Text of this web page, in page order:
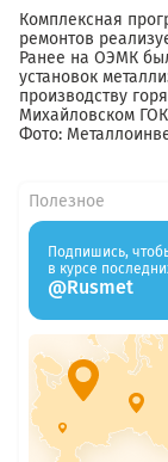
Комплексная
ремонтов
Ранее на ОЭМК
установок
производству
Михайловском
Фото:
Полезное
Подпишись,
в курсе
@Rusmet